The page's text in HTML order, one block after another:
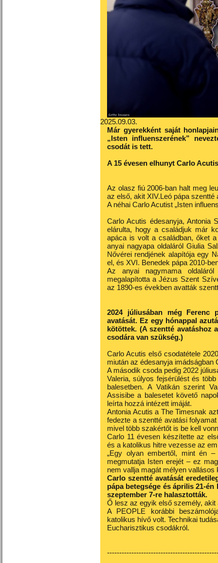
2025.09.03.
Már gyerekként saját
„Isten influenszerének”
csodát is tett.
A 15 évesen elhunyt Carlo
Az olasz fiú 2006-ban halt meg
az első, akit XIV.Leó pápa szentté
A néhai Carlo Acutist „Isten
Carlo Acutis édesanyja, Antonia
elárulta, hogy a családjuk már
apáca is volt a családban, őket
anyai nagyapa oldaláról Giulia
Nővérei rendjének alapítója egy
el, és XVI. Benedek pápa 2010-
Az anyai nagymama
megalapította a Jézus Szent
az 1890-es években avatták
2024 júliusában még Ferenc
avatását. Ez egy hónappal
kötöttek. (A szentté avatáshoz
csodára van szükség.)
Carlo Acutis első csodatétele
miután az édesanyja imádságban
A második csoda pedig 2022
Valeria, súlyos fejsérülést és
balesetben. A Vatikán szerint
Assisibe a balesetet követő
leírta hozzá intézett imáját.
Antonia Acutis a The Timesnak
fedezte a szentté avatási
mivel több szakértőt is be kell
Carlo 11 évesen készítette az
és a katolikus hitre vezesse az
„Egy olyan embertől, mint én
megmutatja Isten erejét – ez
nem vallja magát mélyen vallásos
Carlo szentté avatását
pápa betegsége és április 21-
szeptember 7-re halasztották.
Ő lesz az egyik első személy,
A PEOPLE korábbi
katolikus hívő volt. Technikai
Eucharisztikus csodákról.